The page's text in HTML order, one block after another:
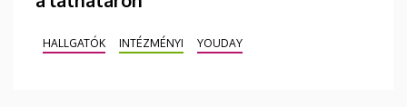
HALLGATÓK INTÉZMÉNYI YOUDAY